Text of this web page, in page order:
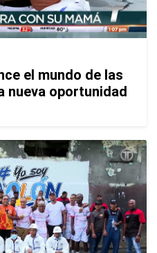
el mundo de las
nueva oportunidad